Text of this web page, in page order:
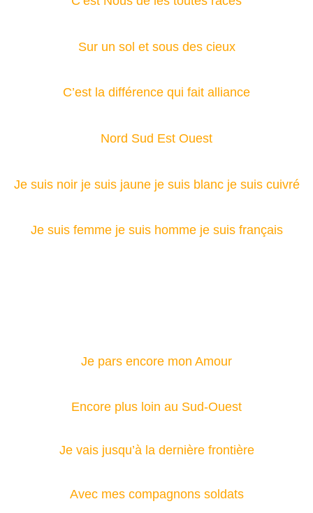
Sur un sol et sous des cieux
C’est la différence qui fait alliance
Nord Sud Est Ouest
Je suis noir je suis jaune je suis blanc je suis cuivré
Je suis femme je suis homme je suis français
Je pars encore mon Amour
Encore plus loin au Sud-Ouest
Je vais jusqu’à la dernière frontière
Avec mes compagnons soldats